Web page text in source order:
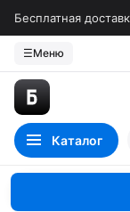
Бесплатная
☰Меню
Каталог